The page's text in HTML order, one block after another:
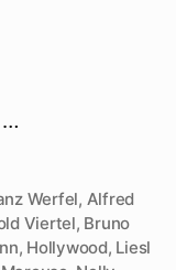
…
Werfel, Alfred
Viertel, Bruno
, Hollywood, Liesl